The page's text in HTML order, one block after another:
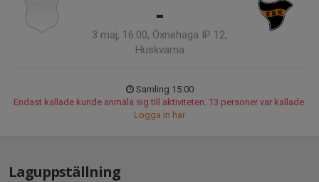
-
3 maj, 16:00, Öxnehaga IP 12,
Huskvarna
Samling 15:00
Endast kallade kunde anmäla sig till aktiviteten. 13 personer var kallade.
Logga in här
Laguppställning